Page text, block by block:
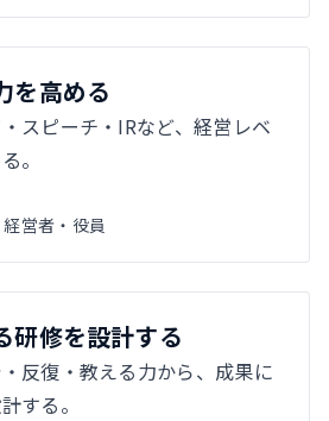
を高める
スピーチ・IRなど、経営レベ
。
営者・役員
研修を設計する
反復・教える力から、成果に
する。